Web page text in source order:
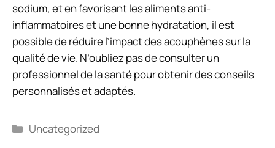
sodium, et en favorisant les aliments anti-
inflammatoires et une bonne hydratation, il est
possible de réduire l’impact des acouphènes sur la
qualité de vie. N’oubliez pas de consulter un
professionnel de la santé pour obtenir des conseils
personnalisés et adaptés.
Catégories
Uncategorized